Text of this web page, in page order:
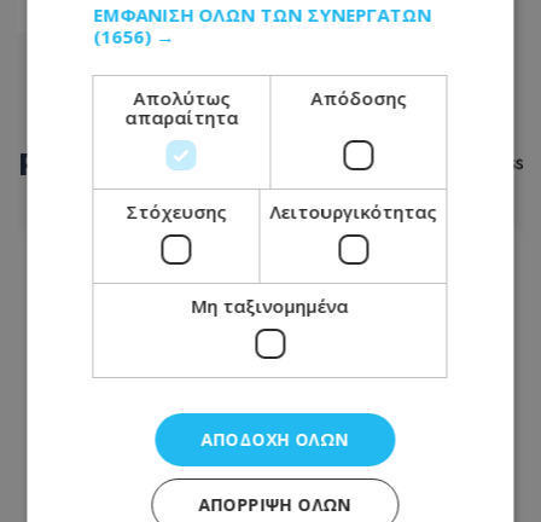
347
ΡΟΗ ΕΙΔΗΣΕΩΝ
Ψυχολόγος προτείνει μέθοδο που μας ηρεμεί
στο λεπτό – Περιλαμβάνει 3 απλά βήματα
08.08.2026 - 21:50
Ετοιμάζεστε για ταξίδι σε άλλη ήπειρο; Οι
απαραίτητες κινήσεις πριν την αναχώρηση για
ΕΜΦΆΝΙΣΗ ΌΛΩΝ ΤΩΝ ΣΥΝΕΡΓΑΤΏΝ
(1656) →
Απολύτως
απαραίτητα
Απόδοσης
Στόχευσης Λειτουργικότητας
Μη ταξινομημένα
ΑΠΟΔΟΧΉ ΌΛΩΝ
ΑΠΌΡΡΙΨΗ ΌΛΩΝ